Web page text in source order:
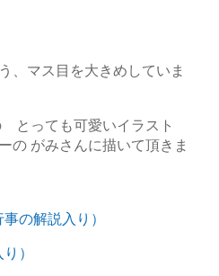
、マス目を大きめしていま
とっても可愛いイラスト
の がみさんに描いて頂きま
の解説入り）
）